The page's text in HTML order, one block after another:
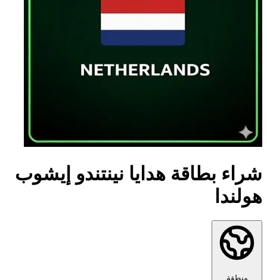
شراء بطاقة هدايا نينتندو إيشوب
هولندا
منطقة